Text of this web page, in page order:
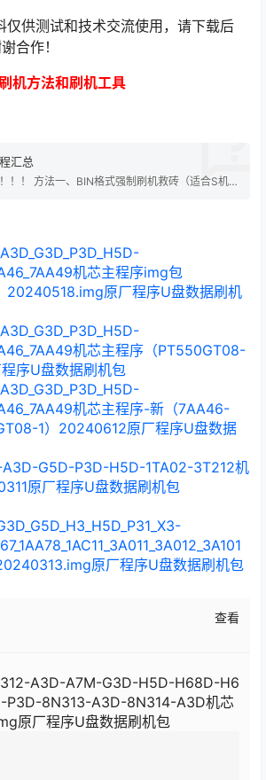
仅供测试和技术交流使用，请下载后
合作！
机方法和刷机工具
汇总
！！ 方法一、BIN格式强制刷机救砖（适合S机
贝到U盘的根目录下。 ②、在关机状态下，首先
机芯主程序img包
20240518.img原厂程序U盘数据刷机
机芯主程序（PT550GT08-
序U盘数据刷机包
机芯主程序-新（7AA46-
1）20240612原厂程序U盘数据
A3D-G5D-P3D-H5D-1TA02-3T212机
原厂程序U盘数据刷机包
原厂程序U盘数据刷机包
查看
A3D-A7M-G3D-H5D-H68D-H6
8N313-A3D-8N314-A3D机芯
原厂程序U盘数据刷机包